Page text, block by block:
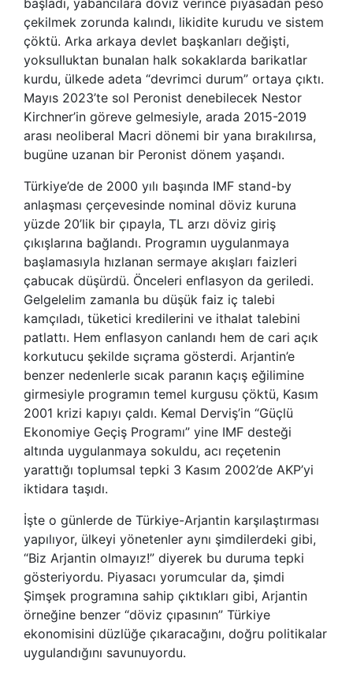
çekilmek zorunda kalındı, likidite kurudu ve sistem
çöktü. Arka arkaya devlet başkanları değişti,
yoksulluktan bunalan halk sokaklarda barikatlar
kurdu, ülkede adeta “devrimci durum” ortaya çıktı.
Mayıs 2023’te sol Peronist denebilecek Nestor
Kirchner’in göreve gelmesiyle, arada 2015-2019
arası neoliberal Macri dönemi bir yana bırakılırsa,
bugüne uzanan bir Peronist dönem yaşandı.
Türkiye’de de 2000 yılı başında IMF stand-by
anlaşması çerçevesinde nominal döviz kuruna
yüzde 20’lik bir çıpayla, TL arzı döviz giriş
çıkışlarına bağlandı. Programın uygulanmaya
başlamasıyla hızlanan sermaye akışları faizleri
çabucak düşürdü. Önceleri enflasyon da geriledi.
Gelgelelim zamanla bu düşük faiz iç talebi
kamçıladı, tüketici kredilerini ve ithalat talebini
patlattı. Hem enflasyon canlandı hem de cari açık
korkutucu şekilde sıçrama gösterdi. Arjantin’e
benzer nedenlerle sıcak paranın kaçış eğilimine
girmesiyle programın temel kurgusu çöktü, Kasım
2001 krizi kapıyı çaldı. Kemal Derviş’in “Güçlü
Ekonomiye Geçiş Programı” yine IMF desteği
altında uygulanmaya sokuldu, acı reçetenin
yarattığı toplumsal tepki 3 Kasım 2002’de AKP’yi
iktidara taşıdı.
İşte o günlerde de Türkiye-Arjantin karşılaştırması
yapılıyor, ülkeyi yönetenler aynı şimdilerdeki gibi,
“Biz Arjantin olmayız!” diyerek bu duruma tepki
gösteriyordu. Piyasacı yorumcular da, şimdi
Şimşek programına sahip çıktıkları gibi, Arjantin
örneğine benzer “döviz çıpasının” Türkiye
ekonomisini düzlüğe çıkaracağını, doğru politikalar
uygulandığını savunuyordu.